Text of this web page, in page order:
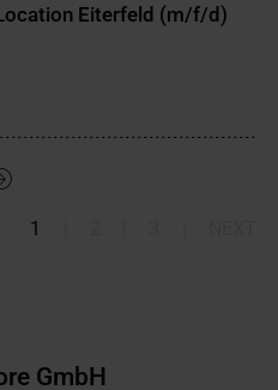
Eiterfeld (m/f/d)
1
GmbH